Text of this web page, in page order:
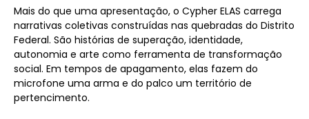
Mais do que uma apresentação, o Cypher ELAS carrega
narrativas coletivas construídas nas quebradas do Distrito
Federal. São histórias de superação, identidade,
autonomia e arte como ferramenta de transformação
social. Em tempos de apagamento, elas fazem do
microfone uma arma e do palco um território de
pertencimento.